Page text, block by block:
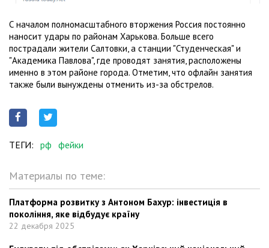
С началом полномасштабного вторжения Россия постоянно
наносит удары по районам Харькова. Больше всего
пострадали жители Салтовки, а станции "Студенческая" и
"Академика Павлова", где проводят занятия, расположены
именно в этом районе города. Отметим, что офлайн занятия
также были вынуждены отменить из-за обстрелов.
ТЕГИ: рф фейки
Материалы по теме:
Платформа розвитку з Антоном Бахур: інвестиція в
покоління, яке відбудує країну
22 декабря 2025